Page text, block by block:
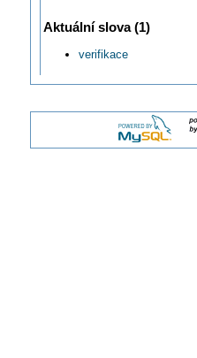
Aktuální slova (1)
verifikace